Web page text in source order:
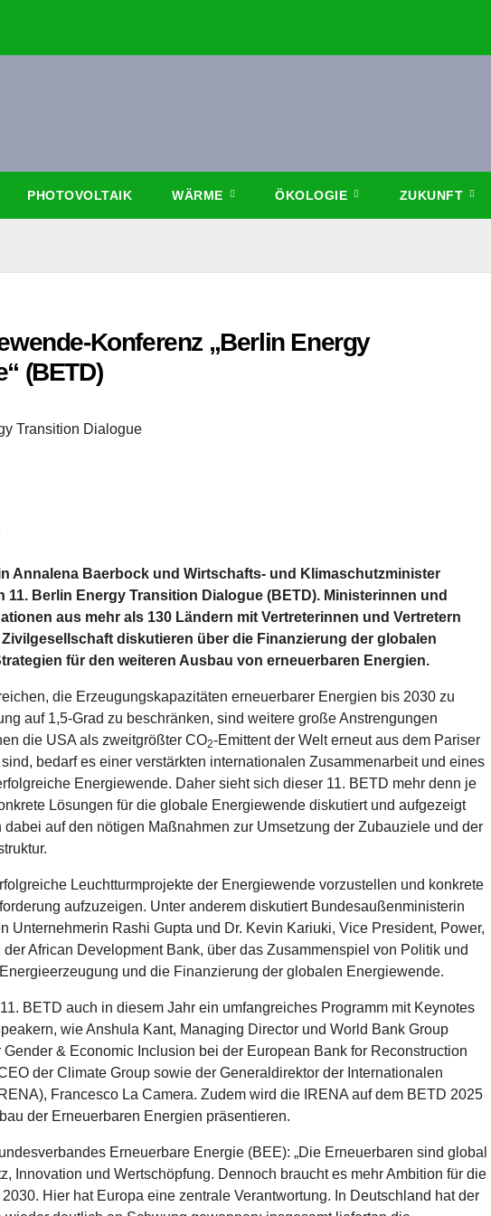
PHOTOVOLTAIK WÄRME ÖKOLOGIE ZUKUNFT
Konferenz „Berlin Energy
(BETD)
Transition Dialogue
Annalena Baerbock und Wirtschafts- und Klimaschutzminister
11. Berlin Energy Transition Dialogue (BETD). Ministerinnen und
aus mehr als 130 Ländern mit Vertreterinnen und Vertretern
diskutieren über die Finanzierung der globalen
für den weiteren Ausbau von erneuerbaren Energien.
die Erzeugungskapazitäten erneuerbarer Energien bis 2030 zu
auf 1,5-Grad zu beschränken, sind weitere große Anstrengungen
die USA als zweitgrößter CO2-Emittent der Welt erneut aus dem Pariser
bedarf es einer verstärkten internationalen Zusammenarbeit und eines
Energiewende. Daher sieht sich dieser 11. BETD mehr denn je
Lösungen für die globale Energiewende diskutiert und aufgezeigt
auf den nötigen Maßnahmen zur Umsetzung der Zubauziele und der
Leuchtturmprojekte der Energiewende vorzustellen und konkrete
aufzuzeigen. Unter anderem diskutiert Bundesaußenministerin
Unternehmerin Rashi Gupta und Dr. Kevin Kariuki, Vice President, Power,
African Development Bank, über das Zusammenspiel von Politik und
und die Finanzierung der globalen Energiewende.
BETD auch in diesem Jahr ein umfangreiches Programm mit Keynotes
wie Anshula Kant, Managing Director und World Bank Group
& Economic Inclusion bei der European Bank for Reconstruction
der Climate Group sowie der Generaldirektor der Internationalen
Francesco La Camera. Zudem wird die IRENA auf dem BETD 2025
der Erneuerbaren Energien präsentieren.
Erneuerbare Energie (BEE): „Die Erneuerbaren sind global
Innovation und Wertschöpfung. Dennoch braucht es mehr Ambition für die
Hier hat Europa eine zentrale Verantwortung. In Deutschland hat der